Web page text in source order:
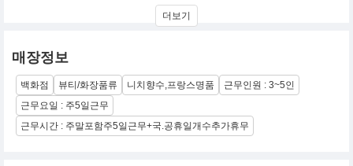
뛰어난 지속력과 확산력을 바탕으로 델리나나 레이튼 같은 상징적
인 향수들을 선보이며 전 세계적인 팬덤을 보유하고 있으며,특히 명
우아하면서도 강렬한 분위기를 연출하는 것이 특징이다
더보기
매장정보
백화점 뷰티/화장품류 니치향수,프랑스명품
근무인원 : 3~5인
근무요일 : 주5일근무
근무시간 : 주말포함주5일근무+국.공휴일개수추가휴무